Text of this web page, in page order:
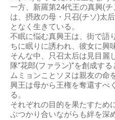
一方、新羅第24代王の真興(
は、摂政の母・只召(チソ)太
となく生きている。
不眠に悩む真興王は、街で語
ちに眠りに誘われ、彼女に興
そんな中、只召太后は見目麗
隊“花郎(ファラン)"を創成する
ムミョンことソヌは親友の命
興王は母から王権を奪還すべ
る。
それぞれの目的を果たすため
ぶつかり合いながらも絆を深